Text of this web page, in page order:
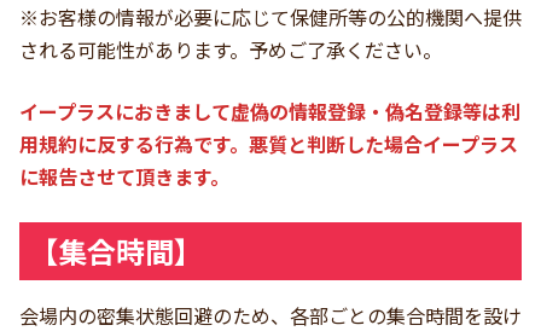
※お客様の情報が必要に応じて保健所等の公的機関へ提供
される可能性があります。予めご了承ください。
イープラスにおきまして虚偽の情報登録・偽名登録等は利
用規約に反する行為です。悪質と判断した場合イープラス
に報告させて頂きます。
【集合時間】
会場内の密集状態回避のため、各部ごとの集合時間を設け